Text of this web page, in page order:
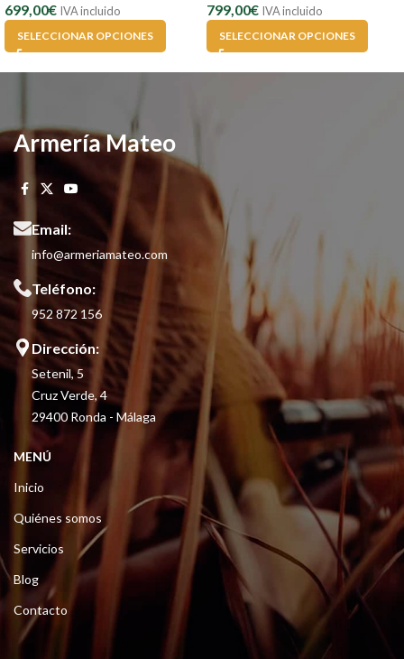
699,00€ IVA incluido
SELECCIONAR OPCIONES
799,00€ IVA incluido
SELECCIONAR OPCIONES
Armería Mateo
Email:
info@armeriamateo.com
Teléfono:
952 872 156
Dirección:
Setenil, 5
Cruz Verde, 4
29400 Ronda - Málaga
MENÚ
Inicio
Quiénes somos
Servicios
Blog
Contacto